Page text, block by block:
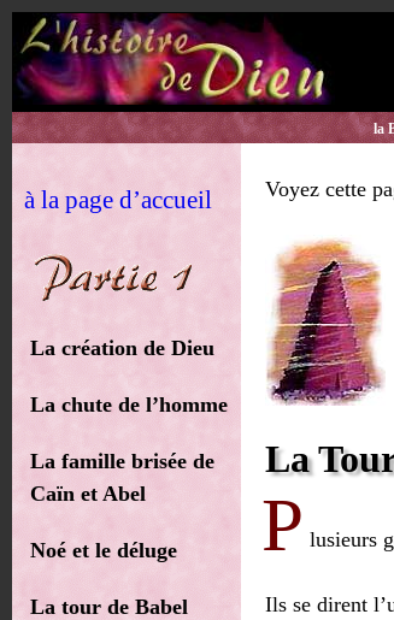
la
à la page d’accueil
La création de Dieu
La chute de l’homme
La famille brisée de
Caïn et Abel
Noé et le déluge
La tour de Babel
Voyez cette
La
P lusieurs
Ils se dirent